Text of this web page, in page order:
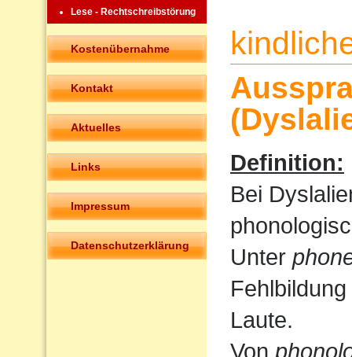
Lese - Rechtschreibstörung
Kostenübernahme
Kontakt
Aktuelles
Links
Impressum
Datenschutzerklärung
Definition:
Bei
Unter
Laute.
Von